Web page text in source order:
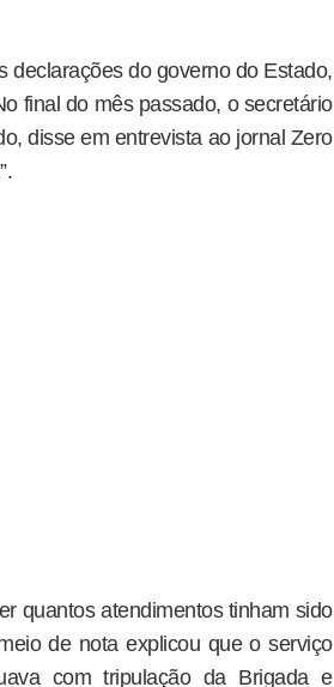
declarações do governo do Estado,
final do mês passado, o secretário
disse em entrevista ao jornal Zero
quantos atendimentos tinham sido
de nota explicou que o serviço
com tripulação da Brigada e